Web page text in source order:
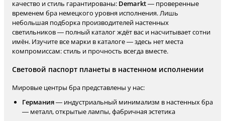
качество и стиль гарантированы: Demarkt— проверенные
временем бра немецкого уровня исполнения. Лишь
небольшая подборка производителей настенных
светильников — полный каталог ждёт вас и насчитывает сотни
имён. Изучите все марки в каталоге — здесь нет места
компромиссам: стиль и прочность всегда вместе.
Световой паспорт планеты в настенном исполнении
Мировые центры бра представлены у нас:
Германия— индустриальный минимализм в настенных бра
— металл, открытые лампы, фабричная эстетика